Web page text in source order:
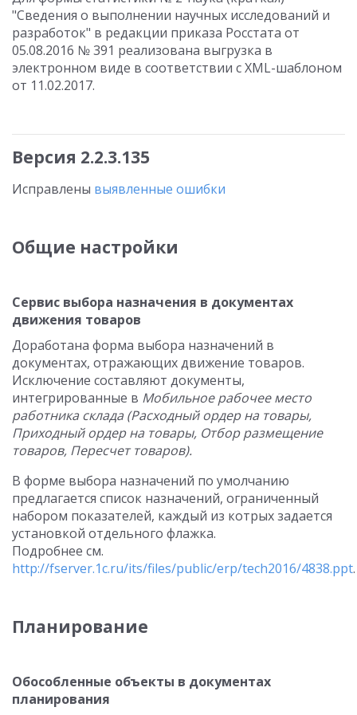
"Сведения о выполнении научных исследований и
разработок" в редакции приказа Росстата от
05.08.2016 № 391 реализована выгрузка в
электронном виде в соответствии с XML-шаблоном
от 11.02.2017.
Версия 2.2.3.135
Исправлены выявленные ошибки
Общие настройки
Сервис выбора назначения в документах
движения товаров
Доработана форма выбора назначений в
документах, отражающих движение товаров.
Исключение составляют документы,
интегрированные в Мобильное рабочее место
работника склада (Расходный ордер на товары,
Приходный ордер на товары, Отбор размещение
товаров, Пересчет товаров).
В форме выбора назначений по умолчанию
предлагается список назначений, ограниченный
набором показателей, каждый из котрых задается
установкой отдельного флажка.
Подробнее см.
http://fserver.1c.ru/its/files/public/erp/tech2016/4838.ppt.
Планирование
Обособленные объекты в документах
планирования